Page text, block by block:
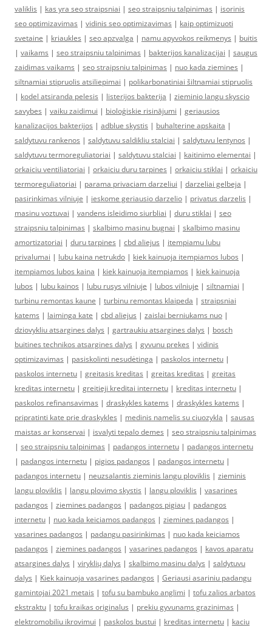
valiklis | kas yra seo straipsniai | seo straipsniu talpinimas | isorinis
seo optimizavimas | vidinis seo optimizavimas | kaip optimizuoti
svetaine | kriaukles | seo apzvalga | namu apyvokos reikmenys | buitis
| vaikams | seo straipsniu talpinimas | bakterijos kanalizacijai | saugus
zaidimas vaikams | seo straipsniu talpinimas | nuo kada ziemines |
siltnamiai stipruolis atsiliepimai | polikarbonatiniai šiltnamiai stipruolis
| kodel atsiranda pelesis | listerijos bakterija | zieminio langu skyscio
savybes | vaiku zaidimui | bioloģiskie risinājumi | geriausios
kanalizacijos bakterijos | adblue skystis | buhalterine apskaita |
saldytuvu rankenos | saldytuvu saldikliu stalciai | saldytuvu lentynos |
saldytuvu termoreguliatoriai | saldytuvu stalciai | kaitinimo elementai |
orkaiciu ventiliatoriai | orkaiciu duru tarpines | orkaiciu stiklai | orkaiciu
termoreguliatoriai | parama privaciam darzeliui | darzeliai gelbeja |
pasirinkimas vilniuje | ieskome geriausio darzelio | privatus darzelis |
masinu voztuvai | vandens isleidimo siurbliai | duru stiklai | seo
straipsniu talpinimas | skalbimo masinu bugnai | skalbimo masinu
amortizatoriai | duru tarpines | cbd aliejus | itempiamu lubu
privalumai | lubu kaina netrukdo | kiek kainuoja itempiamos lubos |
itempiamos lubos kaina | kiek kainuoja itempiamos | kiek kainuoja
lubos | lubu kainos | lubu rusys vilniuje | lubos vilniuje | siltnamiai |
turbinu remontas kaune | turbinu remontas klaipeda | straipsniai
katems | laiminga kate | cbd aliejus | zaislai berniukams nuo |
dziovykliu atsargines dalys | gartraukiu atsargines dalys | bosch
buitines technikos atsargines dalys | gyvunu prekes | vidinis
optimizavimas | pasiskolinti nesudėtinga | paskolos internetu |
paskolos internetu | greitasis kreditas | greitas kreditas | greitas
kreditas internetu | greitieji kreditai internetu | kreditas internetu |
paskolos refinansavimas | draskykles katems | draskykles katems |
pripratinti kate prie draskykles | medinis namelis su ciuozykla | sausas
maistas ar konservai | isvalyti tepalo demes | seo straipsniu talpinimas
| seo straipsniu talpinimas | padangos internetu | padangos internetu
| padangos internetu | pigios padangos | padangos internetu |
padangos internetu | neuzsalantis zieminis langu ploviklis | zieminis
langu ploviklis | langu plovimo skystis | langu ploviklis | vasarines
padangos | ziemines padangos | padangos pigiau | padangos
internetu | nuo kada keiciamos padangos | ziemines padangos |
vasarines padangos | padangu pasirinkimas | nuo kada keiciamos
padangos | ziemines padangos | vasarines padangos | kavos aparatu
atsargines dalys | viryklių dalys | skalbimo masinu dalys | saldytuvu
dalys | Kiek kainuoja vasarines padangos | Geriausi asariniu padangu
gamintojai 2021 metais | tofu su bambuko anglimi | tofu zalios arbatos
ekstraktu | tofu kraikas originalus | prekiu gyvunams grazinimas |
elektromobiliu ikrovimui | paskolos bustui | kreditas internetu | kaciu